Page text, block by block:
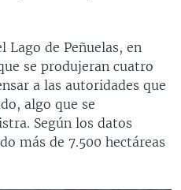
Lago de Peñuelas, en
se produjeran cuatro
a las autoridades que
algo que se
Según los datos
más de 7.500 hectáreas